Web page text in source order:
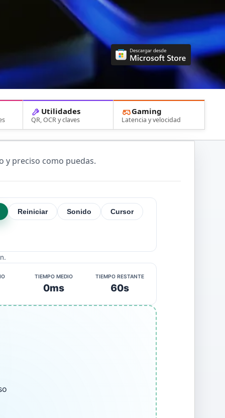
Utilidades
QR, OCR y claves
Gaming
Latencia y velocidad
y preciso como puedas.
Reiniciar Sonido Cursor
TIEMPO MEDIO
0ms
TIEMPO RESTANTE
60s